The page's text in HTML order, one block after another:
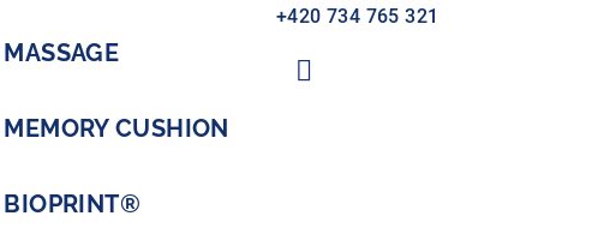
CUSHION
+420 734 765 321